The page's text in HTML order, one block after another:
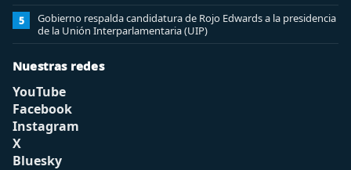
5
Gobierno respalda candidatura de Rojo Edwards a la presidencia
de la Unión Interparlamentaria (UIP)
Nuestras redes
YouTube
Facebook
Instagram
X
Bluesky